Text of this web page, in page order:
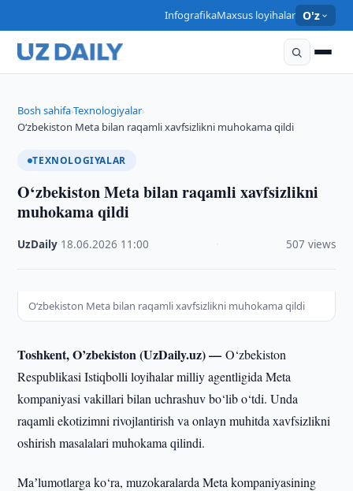
InfografikaMaxsus loyihalar O'z
Bosh sahifa›Texnologiyalar›
O‘zbekiston Meta bilan raqamli xavfsizlikni muhokama qildi
TEXNOLOGIYALAR
O‘zbekiston Meta bilan raqamli xavfsizlikni
muhokama qildi
UzDaily 18.06.2026 11:00 507 views
O‘zbekiston Meta bilan raqamli xavfsizlikni muhokama qildi
Toshkent, O’zbekiston (UzDaily.uz) —O‘zbekiston
Respublikasi Istiqbolli loyihalar milliy agentligida Meta
kompaniyasi vakillari bilan uchrashuv bo‘lib o‘tdi. Unda
raqamli ekotizimni rivojlantirish va onlayn muhitda xavfsizlikni
oshirish masalalari muhokama qilindi.
Maʼlumotlarga ko‘ra, muzokaralarda Meta kompaniyasining